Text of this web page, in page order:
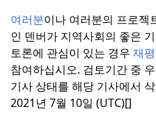
여러분이나 여러분의 프로젝
인 덴버가 지역사회의 좋은
토론에 관심이 있는 경우 재
참여하십시오. 검토기간 중
기사 상태를 해당 기사에서
2021년 7월 10일 (UTC)[]